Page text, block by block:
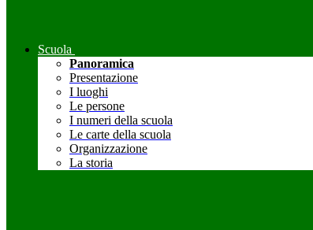
Scuola
Panoramica
Presentazione
I luoghi
Le persone
I numeri della scuola
Le carte della scuola
Organizzazione
La storia